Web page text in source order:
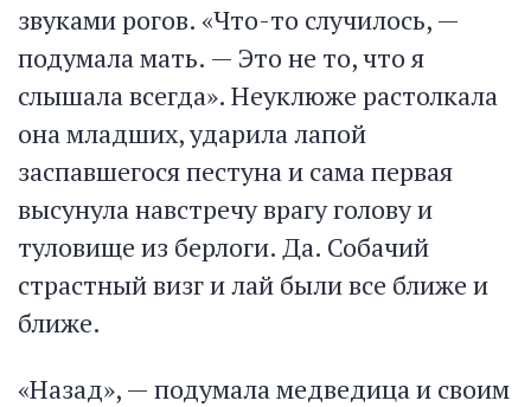
звуками рогов. «Что-то случилось, —
подумала мать. — Это не то, что я
слышала всегда». Неуклюже растолкала
она младших, ударила лапой
заспавшегося пестуна и сама первая
высунула навстречу врагу голову и
туловище из берлоги. Да. Собачий
страстный визг и лай были все ближе и
ближе.
«Назад», — подумала медведица и своим